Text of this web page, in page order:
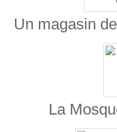
Un magasin
La